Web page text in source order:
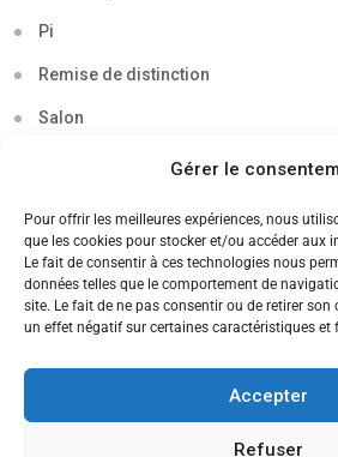
Gérer le
Pour offrir les meilleures expériences, nous
que les cookies pour stocker et/ou accéder aux
Le fait de consentir à ces technologies nous
données telles que le comportement de
site. Le fait de ne pas consentir ou de retirer
un effet négatif sur certaines caractéristiques et
Accepter
Refuser
Pi
Remise de distinction
Salon
Soirée
Sortie découverte
Tau
Voyage